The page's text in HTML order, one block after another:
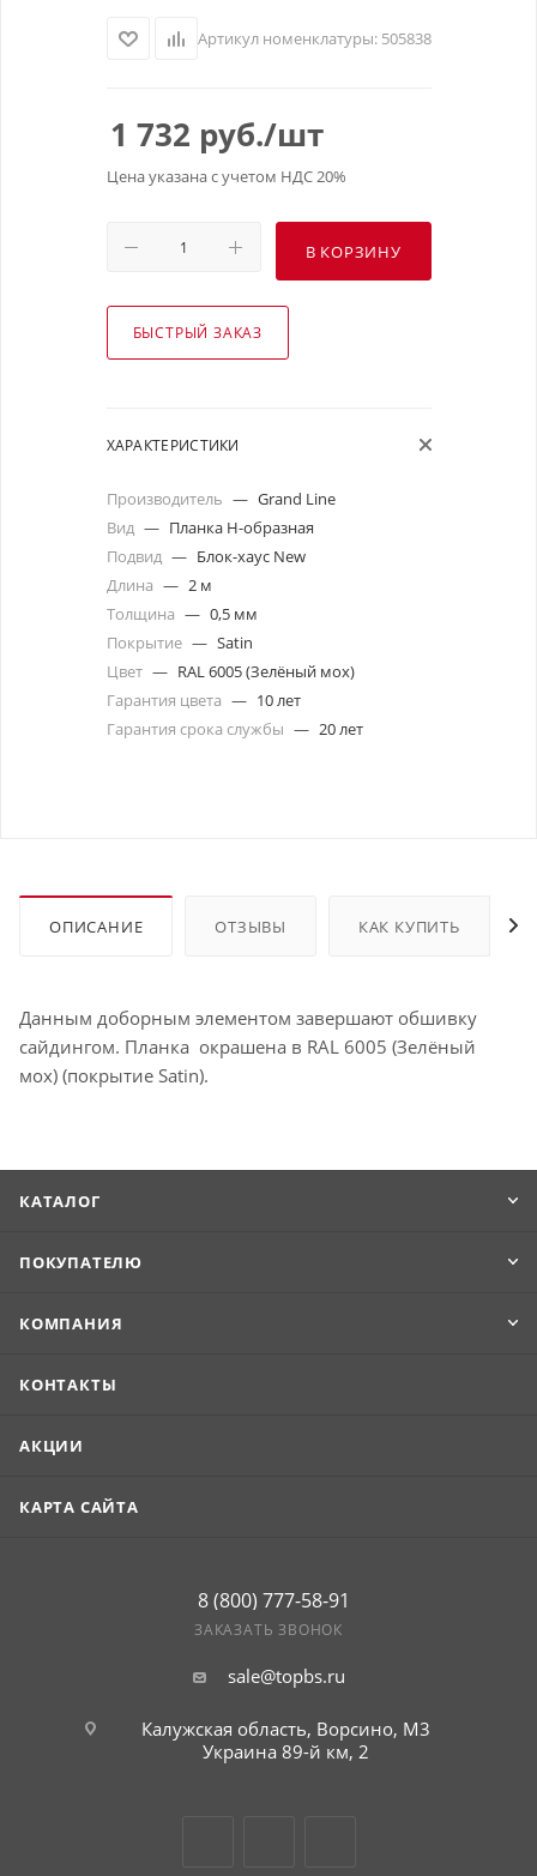
Артикул номенклатуры: 505838
1 732 руб./шт
Цена указана с учетом НДС 20%
В КОРЗИНУ
БЫСТРЫЙ ЗАКАЗ
ХАРАКТЕРИСТИКИ
Производитель — Grand Line
Вид — Планка Н-образная
Подвид — Блок-хаус New
Длина — 2 м
Толщина — 0,5 мм
Покрытие — Satin
Цвет — RAL 6005 (Зелёный мох)
Гарантия цвета — 10 лет
Гарантия срока службы — 20 лет
ОПИСАНИЕ ОТЗЫВЫ КАК КУПИТЬ
Данным доборным элементом завершают обшивку
сайдингом. Планка окрашена в RAL 6005 (Зелёный
мох) (покрытие Satin).
КАТАЛОГ
ПОКУПАТЕЛЮ
КОМПАНИЯ
КОНТАКТЫ
АКЦИИ
КАРТА САЙТА
8 (800) 777-58-91
ЗАКАЗАТЬ ЗВОНОК
sale@topbs.ru
Калужская область, Ворсино, М3
Украина 89-й км, 2